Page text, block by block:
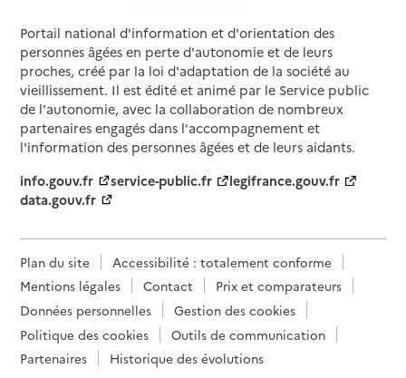
Portail national d'information et d'orientation des
personnes âgées en perte d'autonomie et de leurs
proches, créé par la loi d'adaptation de la société au
vieillissement. Il est édité et animé par le Service public
de l'autonomie, avec la collaboration de nombreux
partenaires engagés dans l'accompagnement et
l'information des personnes âgées et de leurs aidants.
info.gouv.fr
service-public.fr
legifrance.gouv.fr
data.gouv.fr
Plan du site
Accessibilité : totalement conforme
Mentions légales
Contact
Prix et comparateurs
Données personnelles
Gestion des cookies
Politique des cookies
Outils de communication
Partenaires
Historique des évolutions